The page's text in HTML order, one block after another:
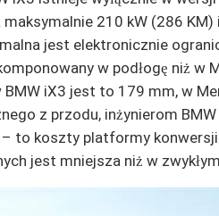
210 kW (286
jest elektronicznie
w podłogę niż w
iX3 jest to 179 mm, w
z przodu, inżynierom
to koszty platformy
jest mniejsza niż w